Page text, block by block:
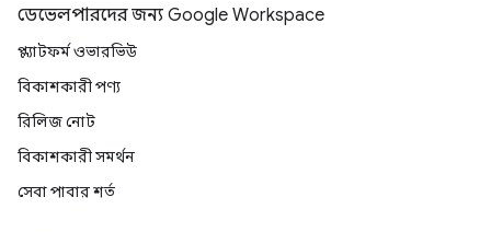
ডেভেলপারদের জন্য Google Workspace
প্ল্যাটফর্ম ওভারভিউ
বিকাশকারী পণ্য
রিলিজ নোট
বিকাশকারী সমর্থন
সেবা পাবার শর্ত